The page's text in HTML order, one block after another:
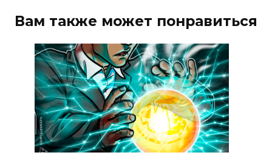
Вам также может понравиться